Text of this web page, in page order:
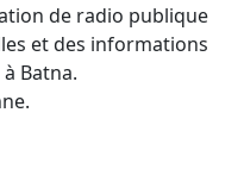
et des informations
Batna.